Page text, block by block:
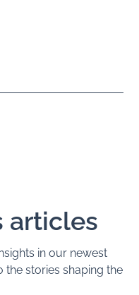
articles
in our newest
the stories shaping the